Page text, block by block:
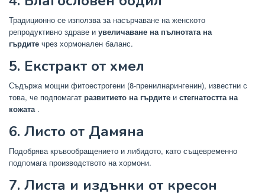
Традиционно се използва за насърчаване на женското
репродуктивно здраве и увеличаване на пълнотата на
гърдите чрез хормонален баланс.
5. Екстракт от хмел
Съдържа мощни фитоестрогени (8-пренилнарингенин), известни с
това, че подпомагат развитието на гърдите и стегнатостта на
кожата.
6. Листо от Дамяна
Подобрява кръвообращението и либидото, като същевременно
подпомага производството на хормони.
7. Листа и издънки от кресон